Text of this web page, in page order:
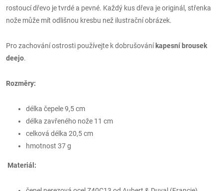
rostoucí dřevo je tvrdé a pevné. Každý kus dřeva je originál, střenka
nože může mít odlišnou kresbu než ilustrační obrázek.
Pro zachování ostrosti používejte k dobrušování kapesní brousek
deejo.
Rozměry:
délka čepele 9,5 cm
délka zavřeného nože 11 cm
celková délka 20,5 cm
hmotnost 37 g
Materiál: